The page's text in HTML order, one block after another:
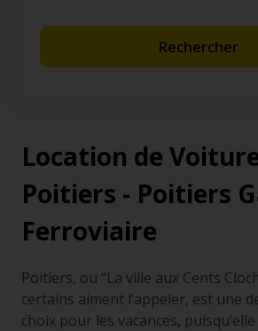
Rechercher
Location de
Poitiers - Poitiers
Ferroviaire
Poitiers, ou “La ville aux Cents
certains aiment l’appeler, est une
choix pour les vacances,